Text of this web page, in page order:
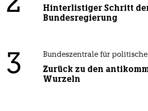
Hinterlistiger Schritt
Bundesregierung
3 Bundeszentrale für
Zurück zu den
Wurzeln